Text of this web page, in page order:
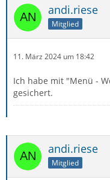
andi.riese
Mitglied
11. März 2024 um 18:42
Ich habe mit "Menü -
gesichert.
andi.riese
Mitglied